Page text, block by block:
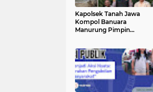
Kapolsek Tanah Jawa
Kompol Banuara
Manurung Pimpin
Sungai Kapasuk